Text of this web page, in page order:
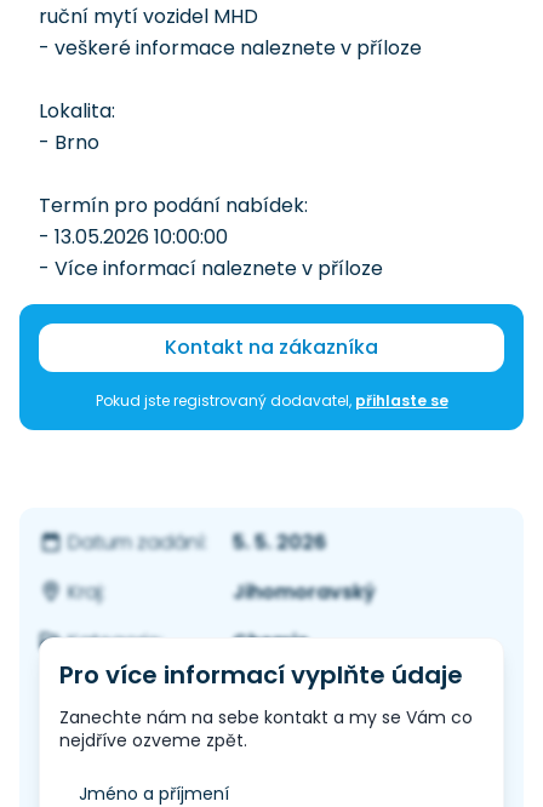
ruční mytí vozidel MHD
- veškeré informace naleznete v příloze
Lokalita:
- Brno
Termín pro podání nabídek:
- 13.05.2026 10:00:00
- Více informací naleznete v příloze
Kontakt na zákazníka
Pokud jste registrovaný dodavatel, přihlaste se
Datum zadání:
5. 5. 2026
Kraj:
Jihomoravský
Kategorie:
Chemie
Pro více informací vyplňte údaje
Zanechte nám na sebe kontakt a my se Vám co
nejdříve ozveme zpět.
Jméno a příjmení